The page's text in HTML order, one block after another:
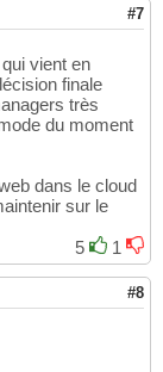
#7
vient en
finale
très
du moment
dans le cloud
sur le
5
1
#8